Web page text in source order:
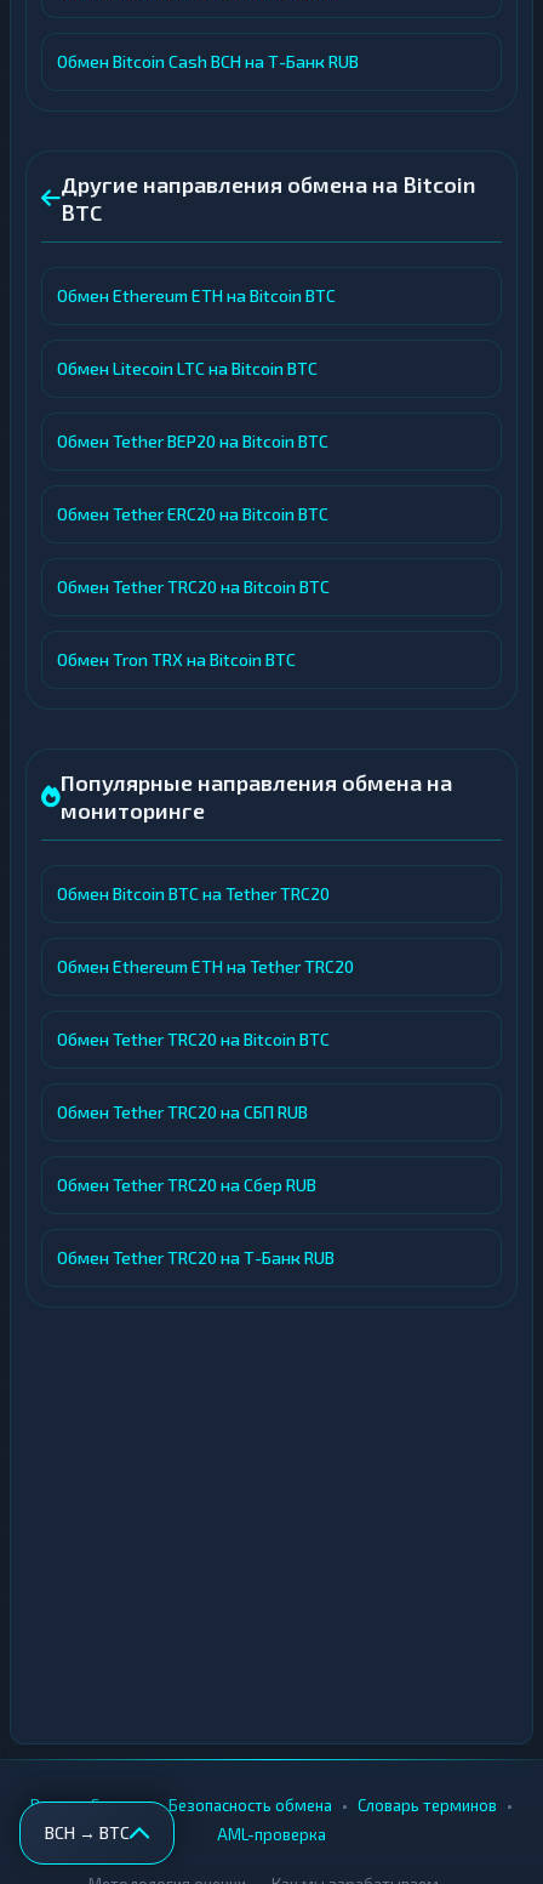
Обмен Bitcoin Cash BCH на Т-Банк RUB
Другие направления обмена на Bitcoin
BTC
Обмен Ethereum ETH на Bitcoin BTC
Обмен Litecoin LTC на Bitcoin BTC
Обмен Tether BEP20 на Bitcoin BTC
Обмен Tether ERC20 на Bitcoin BTC
Обмен Tether TRC20 на Bitcoin BTC
Обмен Tron TRX на Bitcoin BTC
Популярные направления обмена на
мониторинге
Обмен Bitcoin BTC на Tether TRC20
Обмен Ethereum ETH на Tether TRC20
Обмен Tether TRC20 на Bitcoin BTC
Обмен Tether TRC20 на СБП RUB
Обмен Tether TRC20 на Сбер RUB
Обмен Tether TRC20 на Т-Банк RUB
BCH → BTC
Вики • Города • Безопасность обмена • Словарь терминов •
AML-проверка